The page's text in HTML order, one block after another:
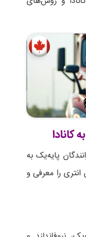
کانادا
پایه‌یک به
انتری را معرفی و